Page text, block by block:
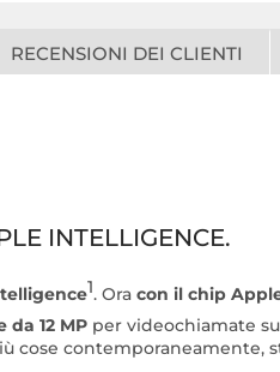
RECENSIONI DEI CLIENTI
INTELLIGENCE.
1. Ora con il chip
12 MP per videochiamate
cose contemporaneamente,